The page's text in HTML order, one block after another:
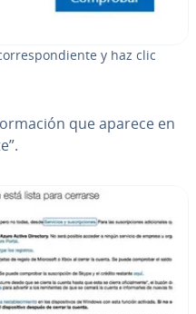
y haz clic
que aparece en